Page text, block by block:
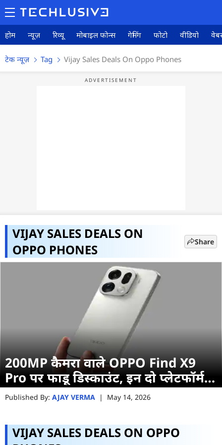
होम न्यूज़ रिव्यू मोबाइल फोन्स गेमिंग फोटो वीडियो
टेक न्यूज़ Tag Vijay Sales Deals On Oppo Phones
VIJAY SALES DEALS ON
OPPO PHONES
Share
200MP कैमरा वाले OPPO Find X9
Pro पर फाडू डिस्काउंट, इन दो प्लेटफॉर्म से
खरीदने पर होगा फायदा
Published By: AJAY VERMA | May 14, 2026
VIJAY SALES DEALS ON OPPO